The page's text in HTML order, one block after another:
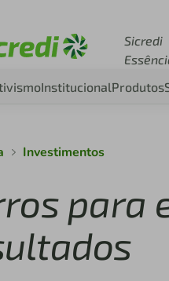
Sicredi
InstitucionalProdutos
Investimentos
para